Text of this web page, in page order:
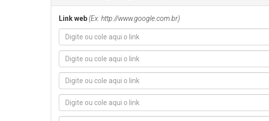
Link web(Ex: http://www.google.com.br)